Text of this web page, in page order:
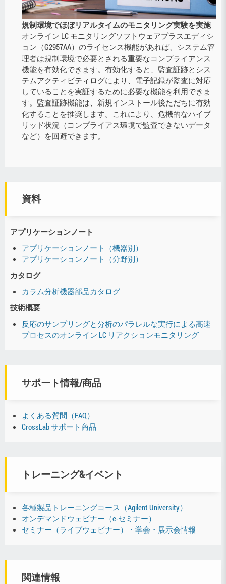
規制環境でほぼリアルタイムのモニタリング実験を実施
オンライン LC モニタリングソフトウェアプラスエディシ
ョン（G2957AA）のライセンス機能があれば、システム管
理者は規制環境で必要とされる重要なコンプライアンス
機能を有効化できます。有効化すると、監査証跡とシス
テムアクティビティログにより、電子記録が監査に対応
していることを実証するために必要な機能を利用できま
す。監査証跡機能は、新規インストール後ただちに有効
化することを推奨します。これにより、危機的なハイブ
リッド状況（コンプライアス環境で監査できないデータ
など）を回避できます。
資料
アプリケーションノート
アプリケーションノート（機器別）
アプリケーションノート（分野別）
カタログ
カラム分析機器部品カタログ
技術概要
反応のサンプリングと分析のパラレルな実行による高速
プロセスのオンライン LC リアクションモニタリング
サポート情報/商品
よくある質問（FAQ）
CrossLab サポート商品
トレーニング&イベント
各種製品トレーニングコース（Agilent University）
オンデマンドウェビナー（e-セミナー）
セミナー（ライブウェビナー）・学会・展示会情報
関連情報